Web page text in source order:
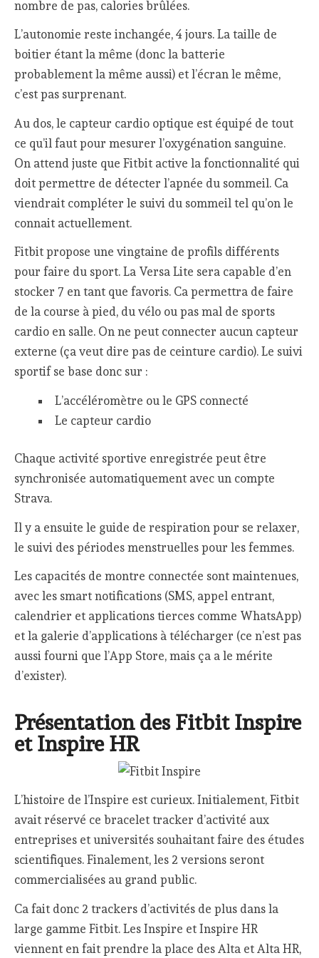
nombre de pas, calories brûlées.
L’autonomie reste inchangée, 4 jours. La taille de
boitier étant la même (donc la batterie
probablement la même aussi) et l’écran le même,
c’est pas surprenant.
Au dos, le capteur cardio optique est équipé de tout
ce qu’il faut pour mesurer l’oxygénation sanguine.
On attend juste que Fitbit active la fonctionnalité qui
doit permettre de détecter l’apnée du sommeil. Ca
viendrait compléter le suivi du sommeil tel qu’on le
connait actuellement.
Fitbit propose une vingtaine de profils différents
pour faire du sport. La Versa Lite sera capable d’en
stocker 7 en tant que favoris. Ca permettra de faire
de la course à pied, du vélo ou pas mal de sports
cardio en salle. On ne peut connecter aucun capteur
externe (ça veut dire pas de ceinture cardio). Le suivi
sportif se base donc sur :
L’accéléromètre ou le GPS connecté
Le capteur cardio
Chaque activité sportive enregistrée peut être
synchronisée automatiquement avec un compte
Strava.
Il y a ensuite le guide de respiration pour se relaxer,
le suivi des périodes menstruelles pour les femmes.
Les capacités de montre connectée sont maintenues,
avec les smart notifications (SMS, appel entrant,
calendrier et applications tierces comme WhatsApp)
et la galerie d’applications à télécharger (ce n’est pas
aussi fourni que l’App Store, mais ça a le mérite
d’exister).
Présentation des Fitbit Inspire
et Inspire HR
L’histoire de l’Inspire est curieux. Initialement, Fitbit
avait réservé ce bracelet tracker d’activité aux
entreprises et universités souhaitant faire des études
scientifiques. Finalement, les 2 versions seront
commercialisées au grand public.
Ca fait donc 2 trackers d’activités de plus dans la
large gamme Fitbit. Les Inspire et Inspire HR
viennent en fait prendre la place des Alta et Alta HR,